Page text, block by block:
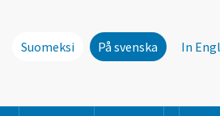
Suomeksi På svenska In